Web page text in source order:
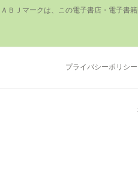
ＡＢＪマークは、この電⼦書店・電⼦書
プライバシーポリシー